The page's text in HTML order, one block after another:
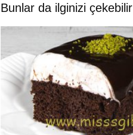
Bunlar da ilginizi çekebilir